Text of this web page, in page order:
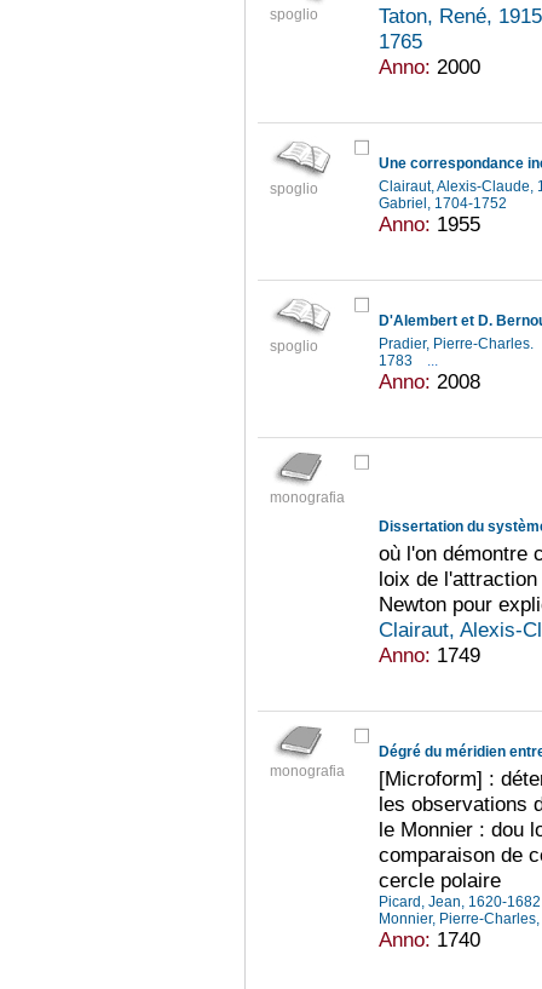
spoglio
Taton, René,
1765
Anno: 2000
spoglio
Une correspondance
Clairaut, Alexis-Claude,
Gabriel, 1704-1752
Anno: 1955
spoglio
Pradier, Pierre-Charles.
1783
...
Anno: 2008
monografia
où l'on démontre
loix de
Newton pour
Clairaut, Alexis-
Anno: 1749
monografia
Dégré du méridien
[Microform] :
les observations
le Monnier : dou
comparaison de
cercle polaire
Picard, Jean, 1620-
Monnier, Pierre-
Anno: 1740